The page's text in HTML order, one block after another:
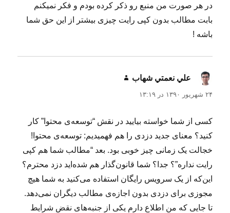
در هر صورت من منبع رو ذکر کرده بودم و فکر نمیکنم
بابت مطالب بدون کپی رایت چیزی بیشتر از این حق شما
باشه !
علي نعمتي شهاب
۲۴ شهریور ۱۳۹۰ در ۱۳:۱۹
کسی از شما خواسته بیایید در نقش “توسعه‌ی محتوا” کار
کنید؟ معنای جدید دزدی را هم فهمیدیم: توسعه‌ی محتوا!
خجالت یک زمانی چیز خوبی بود. بعد “مطالب شما هم کپی
رایت نداره”؟ جدا؟ شما قانون‌گذار هم شده‌اید دزد محترم؟
این‌که از یک سرویس رایگان استفاده می‌کنید به شما هیچ
مجوزی برای دزدی بدون اجازه‌ی مطالب دیگران نمی‌دهد.
تا جایی که من اطلاع دارم یکی از جنبه‌های نقض شرایط